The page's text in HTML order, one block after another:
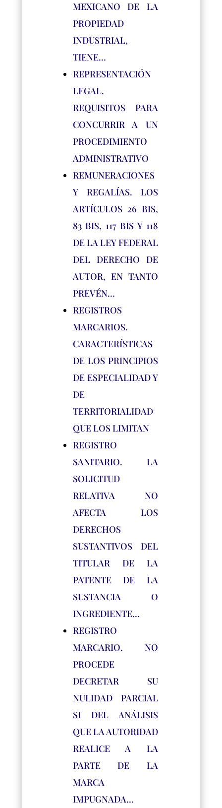
MEXICANO DE LA
PROPIEDAD
INDUSTRIAL,
TIENE…
REPRESENTACIÓN
LEGAL.
REQUISITOS PARA
CONCURRIR A UN
PROCEDIMIENTO
ADMINISTRATIVO
REMUNERACIONES
Y REGALÍAS. LOS
ARTÍCULOS 26 BIS,
83 BIS, 117 BIS Y 118
DE LA LEY FEDERAL
DEL DERECHO DE
AUTOR, EN TANTO
PREVÉN…
REGISTROS
MARCARIOS.
CARACTERÍSTICAS
DE LOS PRINCIPIOS
DE ESPECIALIDAD Y
DE
TERRITORIALIDAD
QUE LOS LIMITAN
REGISTRO
SANITARIO. LA
SOLICITUD
RELATIVA NO
AFECTA LOS
DERECHOS
SUSTANTIVOS DEL
TITULAR DE LA
PATENTE DE LA
SUSTANCIA O
INGREDIENTE…
REGISTRO
MARCARIO. NO
PROCEDE
DECRETAR SU
NULIDAD PARCIAL
SI DEL ANÁLISIS
QUE LA AUTORIDAD
REALICE A LA
PARTE DE LA
MARCA
IMPUGNADA…